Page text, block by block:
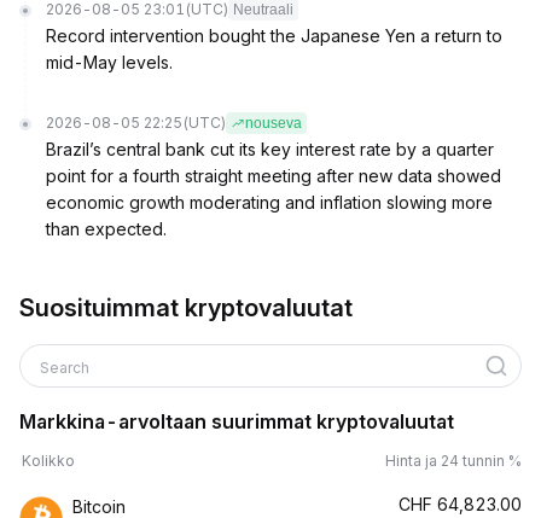
2026-08-05 23:01 (UTC) Neutraali
Record intervention bought the Japanese Yen a return to
mid-May levels.
2026-08-05 22:25 (UTC) nouseva
Brazil’s central bank cut its key interest rate by a quarter
point for a fourth straight meeting after new data showed
economic growth moderating and inflation slowing more
than expected.
Suosituimmat kryptovaluutat
Search
Markkina-arvoltaan suurimmat kryptovaluutat
Kolikko Hinta ja 24 tunnin %
Bitcoin CHF 64,823.00